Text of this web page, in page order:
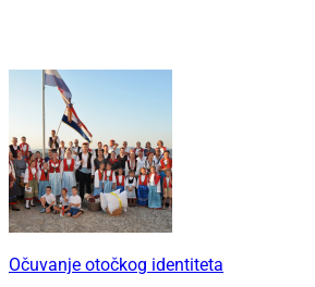
Očuvanje otočkog identiteta